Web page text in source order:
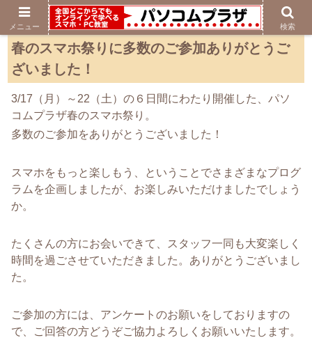
春のスマホ祭りに多数のご参加ありがとうご
ざいました！
3/17（月）～22（土）の６日間にわたり開催した、パソ
コムプラザ春のスマホ祭り。
多数のご参加をありがとうございました！
スマホをもっと楽しもう、ということでさまざまなプログ
ラムを企画しましたが、お楽しみいただけましたでしょう
か。
たくさんの方にお会いできて、スタッフ一同も大変楽しく
時間を過ごさせていただきました。ありがとうございまし
た。
ご参加の方には、アンケートのお願いをしておりますの
で、ご回答の方どうぞご協力よろしくお願いいたします。
メニュー 検索